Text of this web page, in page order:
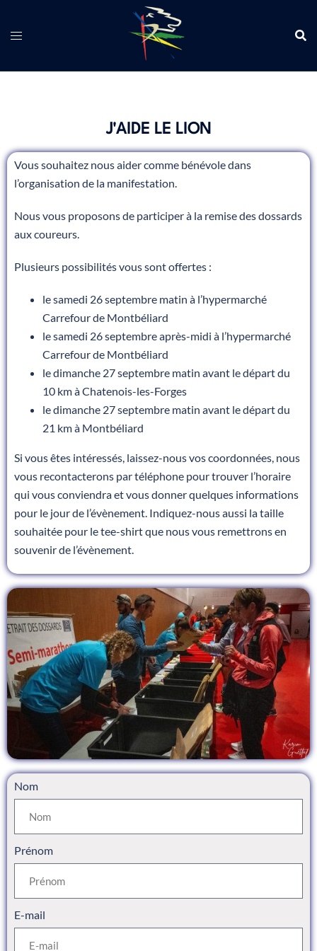
J'AIDE LE LION
Vous souhaitez nous aider comme bénévole dans
l’organisation de la manifestation.
Nous vous proposons de participer à la remise des dossards
aux coureurs.
Plusieurs possibilités vous sont offertes :
le samedi 26 septembre matin à l’hypermarché
Carrefour de Montbéliard
le samedi 26 septembre après-midi à l’hypermarché
Carrefour de Montbéliard
le dimanche 27 septembre matin avant le départ du
10 km à Chatenois-les-Forges
le dimanche 27 septembre matin avant le départ du
21 km à Montbéliard
Si vous êtes intéressés, laissez-nous vos coordonnées, nous
vous recontacterons par téléphone pour trouver l’horaire
qui vous conviendra et vous donner quelques informations
pour le jour de l’évènement. Indiquez-nous aussi la taille
souhaitée pour le tee-shirt que nous vous remettrons en
souvenir de l’évènement.
Nom
Prénom
E-mail